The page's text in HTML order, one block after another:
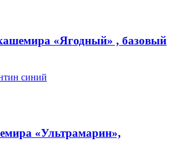
«Ягодный» , базовый
«Ультрамарин»,